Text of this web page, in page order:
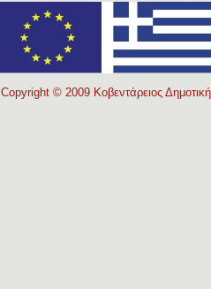
Copyright © 2009 Κοβεντάρειος